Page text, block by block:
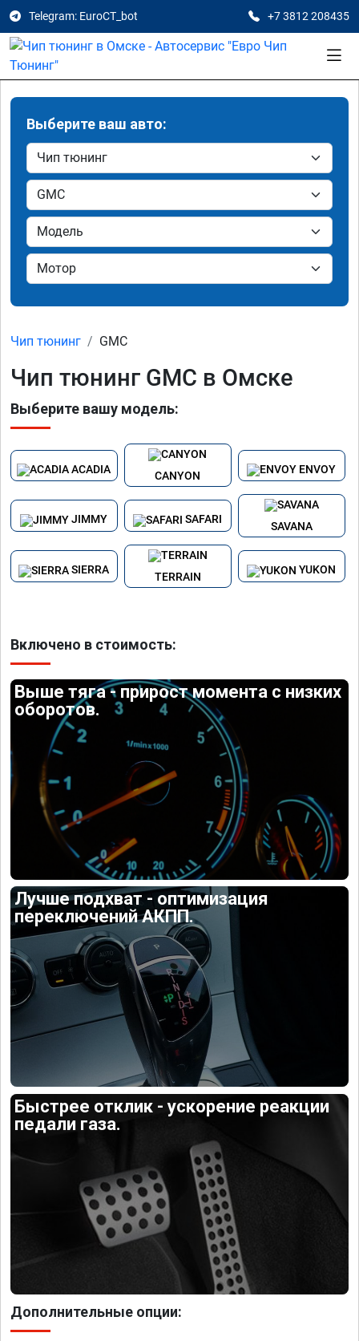
Telegram: EuroCT_bot +7 3812 208435
Выберите ваш авто:
Чип тюнинг GMC
Чип тюнинг GMC в Омске
Выберите вашу модель:
ACADIA
CANYON
ENVOY
JIMMY SAFARI
SAVANA
SIERRA
TERRAIN
YUKON
Включено в стоимость:
Выше тяга - прирост момента с низких
оборотов.
Лучше подхват - оптимизация
переключений АКПП.
Быстрее отклик - ускорение реакции
педали газа.
Дополнительные опции: